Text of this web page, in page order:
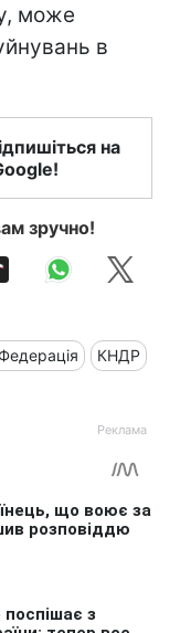
може
в
на
зручно!
КНДР